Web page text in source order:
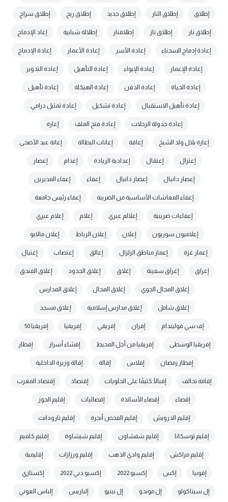
إطلاق إطلاق النار إطلاق جديد إطلاق ريح إطلاق سراح
إطلاق نار إطلاق ناز إطلاقنار إطلالة شبابية إعاد الإدماج
إعادة إدماج السجناء إعادة الأسر إعادة الأعمار إعادة الإدماج
إعادة الإعمار إعادة الإيواء إعادة التأهيل إعادة التدوير
إعادة الحياة إعادة الدفن إعادة الهيكلة إعادة تأهيل
إعادة تأهيل الاستقبال إعادة تشكيل إعادة تمثيل درامي.
إعادة جدولة الرحلات إعادة فتح الملف إعارة
إعارة بلال ولد الشيخ إعاقة إعانات البطالة إعانة عيد الأضحى
إعتزال إعتقال إعدادية الريادة إعدام إعصار
إعصار دانيال إعضار دانيال إعفاء إعفاء المديرين
إعفاء المعاشات الأساسية من الضريبة إعفاء رئيس جامعة
إعفاءات ضريبية إعلالم عبري إعلام إعلام عبري
إعلاميون سوريون إعلان إعلان الرباط إعلان مالابو
إعمار غزة إعمار مناطق الزلزال إغالق إغتصاب إغتيال
إغراق إغراق سفينة إغلاق إغلاق الحدود إغلاق الفندق
إغلاق المجال الجوي إغلاق المحال إغلاق المدارس
إغلاق شامل إغلاق مدارس إسلامية إغلاق مسجد
إف سي فوليندام إفران إفريقي إفريقيا إفريقيا 50
إفريقيا الوسطى إفريقيا من أجل المحيط إفشاء أسرار إفطار
إفطار رمضان إفلاس إقالة إقالة وزيرة الداخلية
إقامة تحالف إقبالًا كثيفًا على الحلويات إقتصاد إقتصاد المغرب
إقصاء إقصاء الأساتذة إقصائيات إقليم الحوز
إقليم الدرويش إقليم الفحص أنجرة إقليم تارودانت
إقليم توسكانا إقليم شفشاون إقليم شيشاوة إقليم كلميم
إقليم مراكش إقليم وادي الذهب إقليم ورزازات إقليمية
إقوبيا إكس إكسبو 2022 إكسبو دبي 2022 إكستازي
إل سيناكولو إل موندو إل نينيو إلباريس إلباس العوني